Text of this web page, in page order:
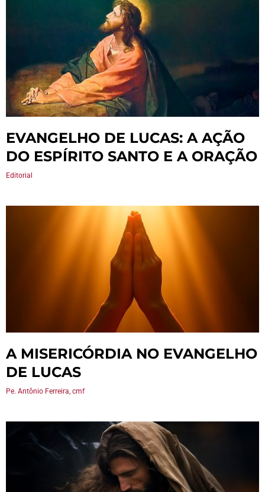
EVANGELHO DE LUCAS: A AÇÃO
DO ESPÍRITO SANTO E A ORAÇÃO
Editorial
A MISERICÓRDIA NO EVANGELHO
DE LUCAS
Pe. Antônio Ferreira, cmf